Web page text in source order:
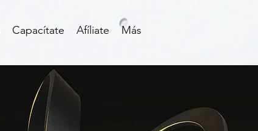
Capacítate Afíliate Más